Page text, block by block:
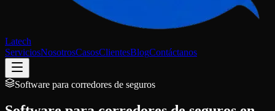
Latech
ServiciosNosotrosCasosClientesBlogContáctanos
Software para corredores de seguros